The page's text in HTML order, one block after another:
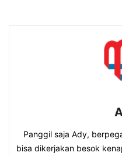
Panggil saja Ady,
bisa dikerjakan besok